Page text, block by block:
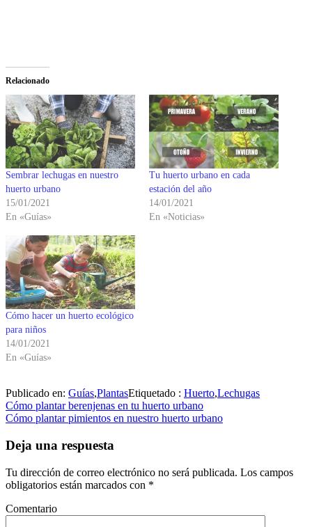
Relacionado
Sembrar lechugas en nuestro
huerto urbano
15/01/2021
En «Guías»
Tu huerto urbano en cada
estación del año
14/01/2021
En «Noticias»
Cómo hacer un huerto ecológico
para niños
14/01/2021
En «Guías»
Publicado en: Guías,PlantasEtiquetado : Huerto,Lechugas
Navegación
de
entradas
Cómo plantar berenjenas en tu huerto urbano
Cómo plantar pimientos en nuestro huerto urbano
Deja una respuesta
Tu dirección de correo electrónico no será publicada. Los campos
obligatorios están marcados con *
Comentario